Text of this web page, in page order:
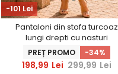
-101 Lei
Pantaloni din stofa turcoaz
lungi drepti cu nasturi
decorativi aurii- StarShinerS
PREȚ PROMO -34%
198,99 Lei 299,99 Lei